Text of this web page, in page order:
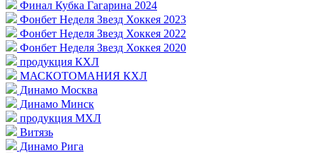
Финал Кубка Гагарина 2024
Фонбет Неделя Звезд Хоккея 2023
Фонбет Неделя Звезд Хоккея 2022
Фонбет Неделя Звезд Хоккея 2020
продукция КХЛ
МАСКОТОМАНИЯ КХЛ
Динамо Москва
Динамо Минск
продукция МХЛ
Витязь
Динамо Рига